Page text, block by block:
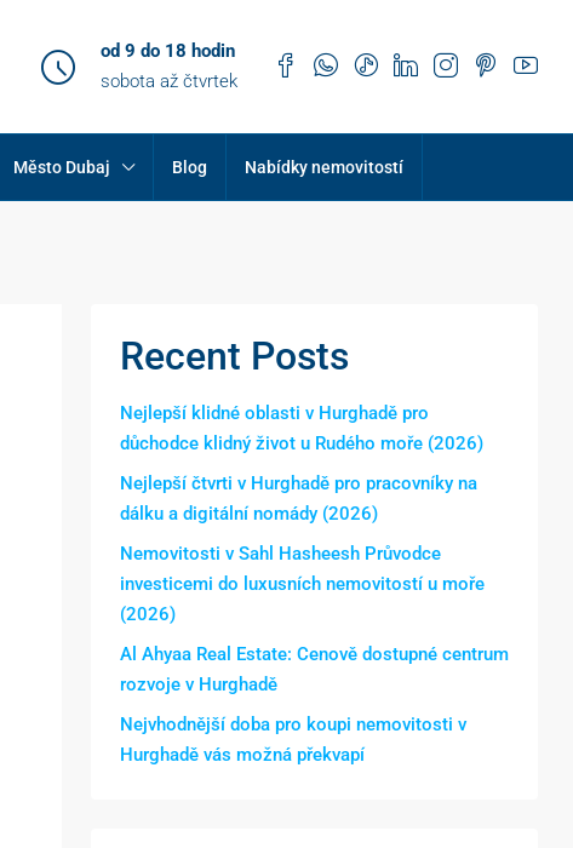
od 9 do 18 hodin
sobota až čtvrtek
Město Dubaj Blog Nabídky nemovitostí
Recent Posts
Nejlepší klidné oblasti v Hurghadě pro
důchodce klidný život u Rudého moře (2026)
Nejlepší čtvrti v Hurghadě pro pracovníky na
dálku a digitální nomády (2026)
Nemovitosti v Sahl Hasheesh Průvodce
investicemi do luxusních nemovitostí u moře
(2026)
Al Ahyaa Real Estate: Cenově dostupné centrum
rozvoje v Hurghadě
Nejvhodnější doba pro koupi nemovitosti v
Hurghadě vás možná překvapí